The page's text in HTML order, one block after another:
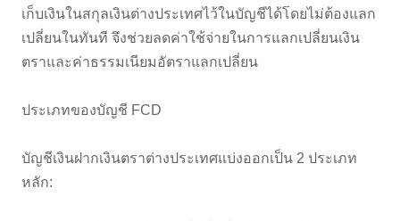
เก็บเงินในสกุลเงินต่างประเทศไว้ในบัญชีได้โดยไม่ต้องแลก
เปลี่ยนในทันที จึงช่วยลดค่าใช้จ่ายในการแลกเปลี่ยนเงิน
ตราและค่าธรรมเนียมอัตราแลกเปลี่ยน
ประเภทของบัญชี FCD
บัญชีเงินฝากเงินตราต่างประเทศแบ่งออกเป็น 2 ประเภท
หลัก: